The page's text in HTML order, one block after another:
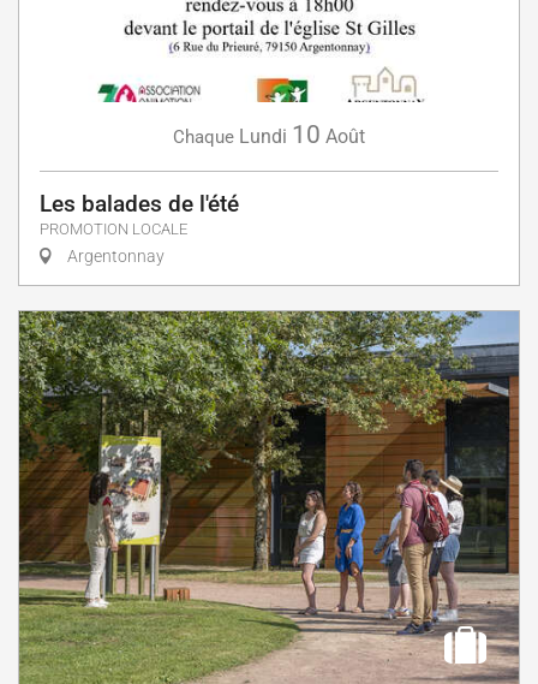
Chaque Lundi 10 Août
Les balades de l'été
PROMOTION LOCALE
Argentonnay